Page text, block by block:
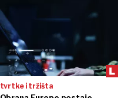
tvrtke i tržišta